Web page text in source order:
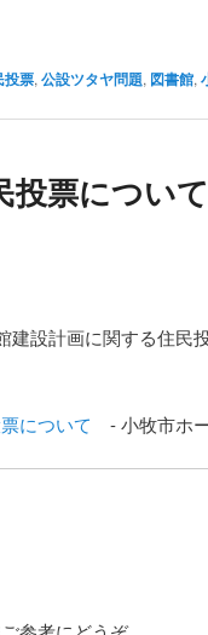
投票, 公設ツタヤ問題, 図書館,
投票につい
設計画に関する住民
について - 小牧市ホ